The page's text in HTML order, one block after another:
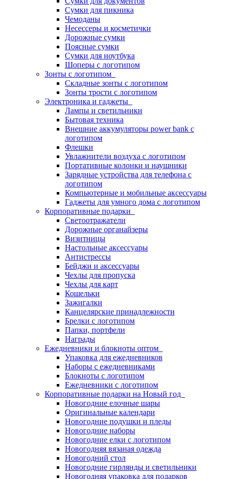
Сумки для пикника
Чемоданы
Несессеры и косметички
Дорожные сумки
Поясные сумки
Сумки для ноутбука
Шоперы с логотипом
Зонты с логотипом
Складные зонты с логотипом
Зонты трости с логотипом
Электроника и гаджеты
Лампы и светильники
Бытовая техника
Внешние аккумуляторы power bank с
логотипом
Флешки
Увлажнители воздуха с логотипом
Портативные колонки и наушники
Зарядные устройства для телефона с
логотипом
Компьютерные и мобильные аксессуары
Гаджеты для умного дома с логотипом
Корпоративные подарки
Светоотражатели
Дорожные органайзеры
Визитницы
Настольные аксессуары
Антистрессы
Бейджи и аксессуары
Чехлы для пропуска
Чехлы для карт
Кошельки
Зажигалки
Канцелярские принадлежности
Брелки с логотипом
Папки, портфели
Награды
Ежедневники и блокноты оптом
Упаковка для ежедневников
Наборы с ежедневниками
Блокноты с логотипом
Ежедневники с логотипом
Корпоративные подарки на Новый год
Новогодние елочные шары
Оригинальные календари
Новогодние подушки и пледы
Новогодние наборы
Новогодние елки с логотипом
Новогодняя вязаная одежда
Новогодний стол
Новогодние гирлянды и светильники
Новогодняя упаковка для подарков